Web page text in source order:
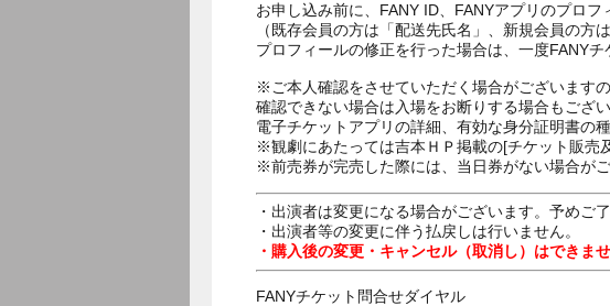
お申し込み前に、FANY ID、FANYアプリのプロ
（既存会員の方は「配送先氏名」、新規会員の方
プロフィールの修正を行った場合は、一度FANY
※ご本人確認をさせていただく場合がございます
確認できない場合は入場をお断りする場合もござ
電子チケットアプリの詳細、有効な身分証明書の
※観劇にあたっては吉本ＨＰ掲載の[チケット販売
※前売券が完売した際には、当日券がない場合がご
・出演者は変更になる場合がございます。予めご
・出演者等の変更に伴う払戻しは行いません。
・購入後の変更・キャンセル（取消し）はできませ
FANYチケット問合せダイヤル